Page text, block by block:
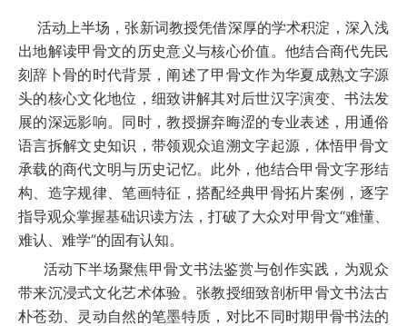
活动上半场，张新词教授凭借深厚的学术积淀，深入浅
出地解读甲骨文的历史意义与核心价值。他结合商代先民
刻辞卜骨的时代背景，阐述了甲骨文作为华夏成熟文字源
头的核心文化地位，细致讲解其对后世汉字演变、书法发
展的深远影响。同时，教授摒弃晦涩的专业表述，用通俗
语言拆解文史知识，带领观众追溯文字起源，体悟甲骨文
承载的商代文明与历史记忆。此外，他结合甲骨文字形结
构、造字规律、笔画特征，搭配经典甲骨拓片案例，逐字
指导观众掌握基础识读方法，打破了大众对甲骨文“难懂、
难认、难学”的固有认知。
活动下半场聚焦甲骨文书法鉴赏与创作实践，为观众
带来沉浸式文化艺术体验。张教授细致剖析甲骨文书法古
朴苍劲、灵动自然的笔墨特质，对比不同时期甲骨书法的